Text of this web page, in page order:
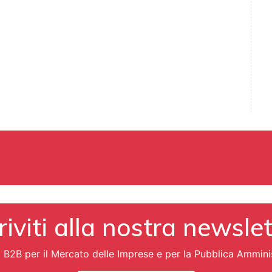
alla nostra
B2B per il Mercato delle Imprese e per la Pubblica